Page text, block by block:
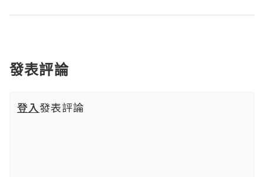
發表評論
登入發表評論